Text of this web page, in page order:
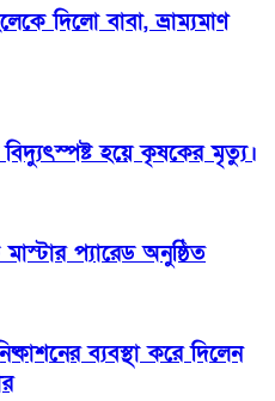
দিলো বাবা, ভ্রাম্যমাণ
হয়ে কৃষকের মৃত্যু।
প্যারেড অনুষ্ঠিত
ব্যবস্থা করে দিলেন